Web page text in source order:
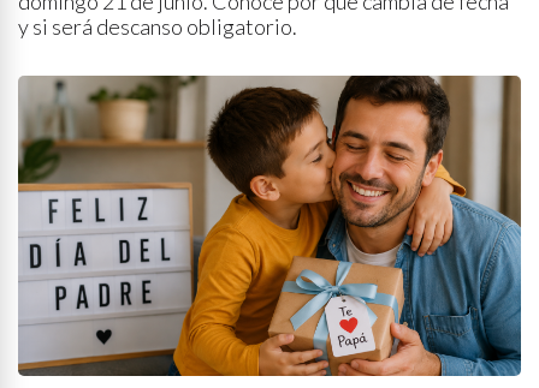
y si será descanso obligatorio.